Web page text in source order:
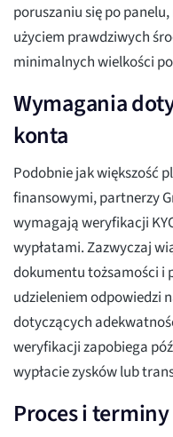
poruszaniu się po
użyciem prawdziwych
minimalnych wielkości
Wymagania
konta
Podobnie jak większość
finansowymi, partnerzy
wymagają weryfikacji
wypłatami. Zazwyczaj
dokumentu tożsamości i
udzieleniem odpowiedzi
dotyczących
weryfikacji zapobiega
wypłacie zysków lub
Proces i